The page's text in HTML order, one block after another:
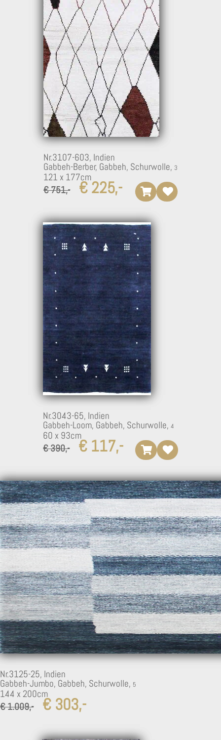
Nr.3107-603, Indien
Gabbeh-Berber, Gabbeh, Schurwolle,
121 x 177cm
€ 751,-
€ 225,-
Nr.3043-65, Indien
Gabbeh-Loom, Gabbeh, Schurwolle,
60 x 93cm
€ 390,-
€ 117,-
Nr.3125-25, Indien
Gabbeh-Jumbo, Gabbeh, Schurwolle,
144 x 200cm
€ 1.009,-
€ 303,-